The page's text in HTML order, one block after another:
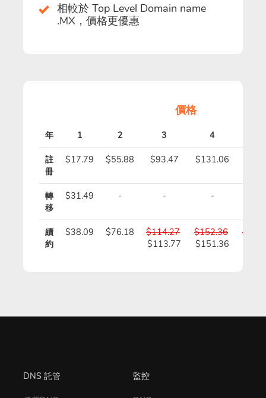
相較於 Top Level Domain name
.MX，價格更優惠
價格
年 1 2 3 4
註
冊
$17.79 $55.88 $93.47 $131.06
轉
移
$31.49 - - -
續
約
$38.09 $76.18
$114.27
$113.77
$152.36
$151.36
DNS 託管 監控